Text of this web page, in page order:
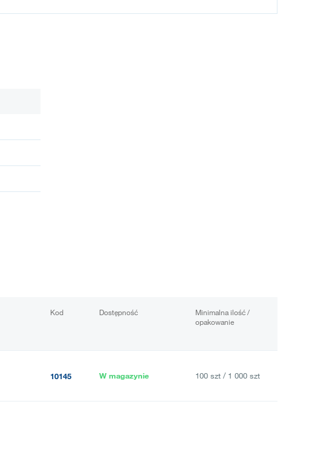
Kod Dostępność
Minimalna ilość /
opakowanie
10145 W magazynie 100 szt / 1 000 szt